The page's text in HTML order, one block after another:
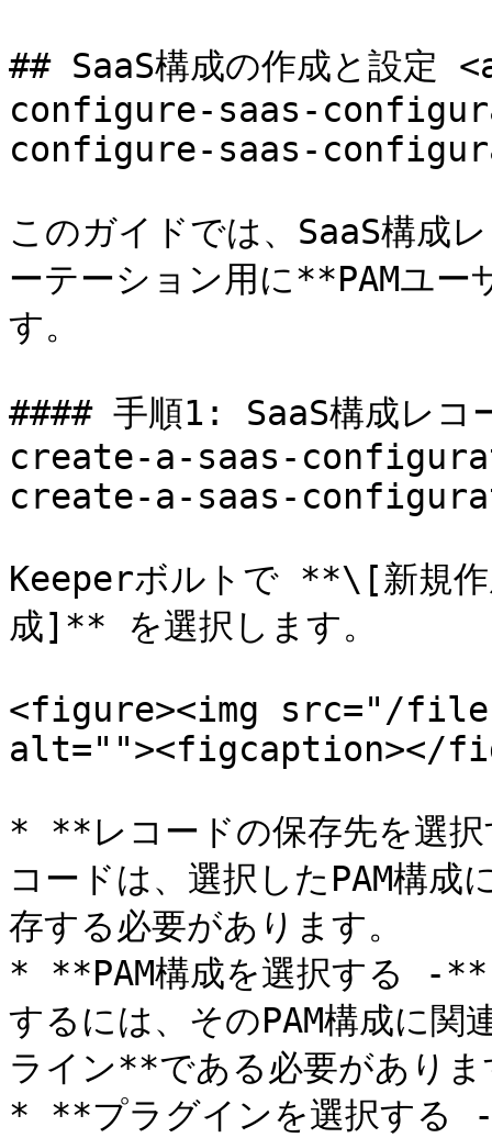
## SaaS構成の作成と設
configure-saas-
configure-saas-
このガイドでは、SaaS構成
ーテーション用に**PAMユ
す。
#### 手順1: SaaS構成レ
create-a-saas-
create-a-saas-
Keeperボルトで **\[新規
成]** を選択します。
<figure><img src="/files/
alt=""><figcaption></
* **レコードの保存先を選
コードは、選択したPAM構
存する必要があります。
* **PAM構成を選択する -**
するには、そのPAM構成に
ライン**である必要がありま
* **プラグインを選択する